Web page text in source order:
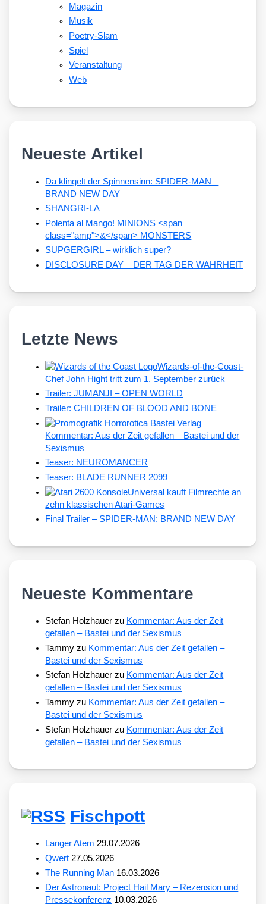
Magazin
Musik
Poetry-Slam
Spiel
Veranstaltung
Web
Neueste Artikel
Da klingelt der Spinnensinn: SPIDER-MAN –
BRAND NEW DAY
SHANGRI-LA
Polenta al Mango! MINIONS <span
class="amp">&</span> MONSTERS
SUPGERGIRL – wirklich super?
DISCLOSURE DAY – DER TAG DER WAHRHEIT
Letzte News
Wizards-of-the-Coast-
Chef John Hight tritt zum 1. September zurück
Trailer: JUMANJI – OPEN WORLD
Trailer: CHILDREN OF BLOOD AND BONE
Kommentar: Aus der Zeit gefallen – Bastei und der
Sexismus
Teaser: NEUROMANCER
Teaser: BLADE RUNNER 2099
Universal kauft Filmrechte an
zehn klassischen Atari-Games
Final Trailer – SPIDER-MAN: BRAND NEW DAY
Neueste Kommentare
Stefan Holzhauer zu Kommentar: Aus der Zeit
gefallen – Bastei und der Sexismus
Tammy zu Kommentar: Aus der Zeit gefallen –
Bastei und der Sexismus
Stefan Holzhauer zu Kommentar: Aus der Zeit
gefallen – Bastei und der Sexismus
Tammy zu Kommentar: Aus der Zeit gefallen –
Bastei und der Sexismus
Stefan Holzhauer zu Kommentar: Aus der Zeit
gefallen – Bastei und der Sexismus
Fischpott
Langer Atem 29.07.2026
Qwert 27.05.2026
The Running Man 16.03.2026
Der Astronaut: Project Hail Mary – Rezension und
Pressekonferenz 10.03.2026